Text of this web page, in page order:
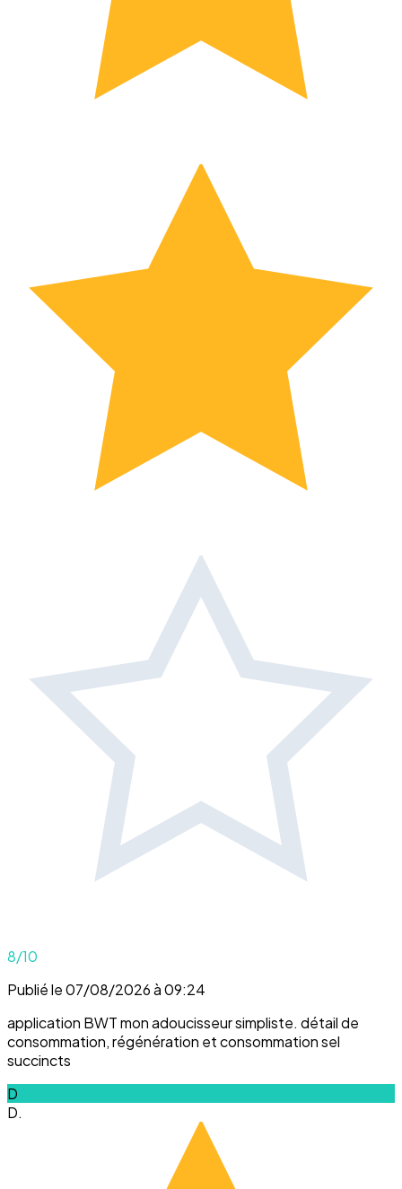
8/10
Publié le 07/08/2026 à 09:24
application BWT mon adoucisseur simpliste. détail de
consommation, régénération et consommation sel
succincts
D
D.